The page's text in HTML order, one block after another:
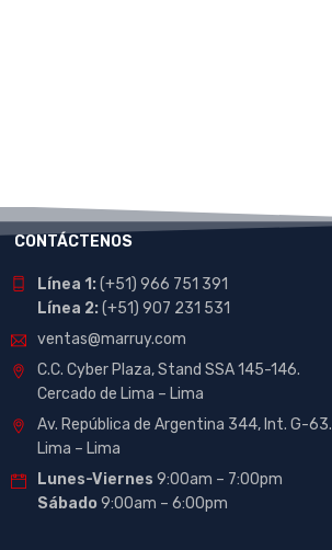
CONTÁCTENOS
Línea 1:(+51) 966 751 391
Línea 2:(+51) 907 231 531
ventas@marruy.com
C.C. Cyber Plaza, Stand SSA 145-146.
Cercado de Lima – Lima
Av. República de Argentina 344, Int. G-63.
Lima – Lima
Lunes-Viernes 9:00am – 7:00pm
Sábado9:00am – 6:00pm